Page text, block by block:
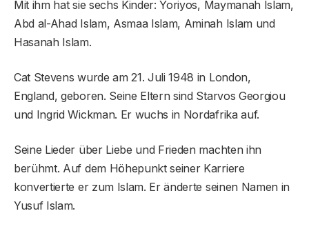
Mit ihm hat sie sechs Kinder: Yoriyos, Maymanah Islam,
Abd al-Ahad Islam, Asmaa Islam, Aminah Islam und
Hasanah Islam.
Cat Stevens wurde am 21. Juli 1948 in London,
England, geboren. Seine Eltern sind Starvos Georgiou
und Ingrid Wickman. Er wuchs in Nordafrika auf.
Seine Lieder über Liebe und Frieden machten ihn
berühmt. Auf dem Höhepunkt seiner Karriere
konvertierte er zum Islam. Er änderte seinen Namen in
Yusuf Islam.